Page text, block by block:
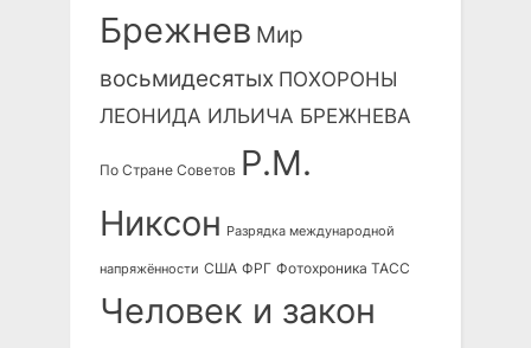
Брежнев Мир
восьмидесятых ПОХОРОНЫ
ЛЕОНИДА ИЛЬИЧА БРЕЖНЕВА
По Стране Советов Р.М.
Никсон
Разрядка международной
напряжённости США ФРГ Фотохроника ТАСС
Человек и закон